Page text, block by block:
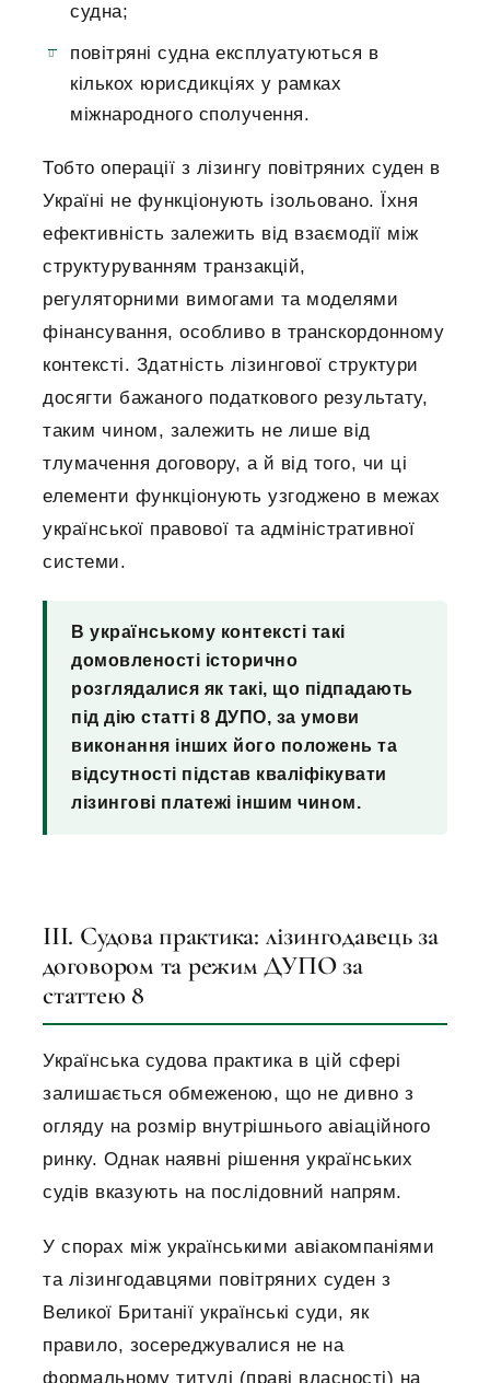
судна;
повітряні судна експлуатуються в
кількох юрисдикціях у рамках
міжнародного сполучення.
Тобто операції з лізингу повітряних суден в
Україні не функціонують ізольовано. Їхня
ефективність залежить від взаємодії між
структуруванням транзакцій,
регуляторними вимогами та моделями
фінансування, особливо в транскордонному
контексті. Здатність лізингової структури
досягти бажаного податкового результату,
таким чином, залежить не лише від
тлумачення договору, а й від того, чи ці
елементи функціонують узгоджено в межах
української правової та адміністративної
системи.
В українському контексті такі
домовленості історично
розглядалися як такі, що підпадають
під дію статті 8 ДУПО, за умови
виконання інших його положень та
відсутності підстав кваліфікувати
лізингові платежі іншим чином.
III. Судова практика: лізингодавець за
договором та режим ДУПО за
статтею 8
Українська судова практика в цій сфері
залишається обмеженою, що не дивно з
огляду на розмір внутрішнього авіаційного
ринку. Однак наявні рішення українських
судів вказують на послідовний напрям.
У спорах між українськими авіакомпаніями
та лізингодавцями повітряних суден з
Великої Британії українські суди, як
правило, зосереджувалися не на
формальному титулі (праві власності) на